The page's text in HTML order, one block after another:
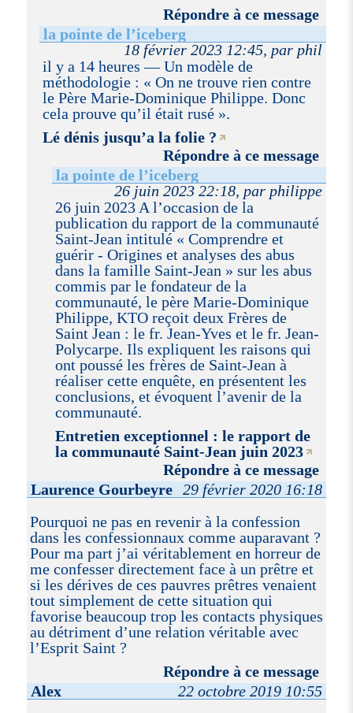
Répondre à ce message
la pointe de l’iceberg
18 février 2023 12:45, par phil
il y a 14 heures — Un modèle de
méthodologie : « On ne trouve rien contre
le Père Marie-Dominique Philippe. Donc
cela prouve qu’il était rusé ».
Lé dénis jusqu’a la folie ?
Répondre à ce message
la pointe de l’iceberg
26 juin 2023 22:18, par philippe
26 juin 2023 A l’occasion de la
publication du rapport de la communauté
Saint-Jean intitulé « Comprendre et
guérir - Origines et analyses des abus
dans la famille Saint-Jean » sur les abus
commis par le fondateur de la
communauté, le père Marie-Dominique
Philippe, KTO reçoit deux Frères de
Saint Jean : le fr. Jean-Yves et le fr. Jean-
Polycarpe. Ils expliquent les raisons qui
ont poussé les frères de Saint-Jean à
réaliser cette enquête, en présentent les
conclusions, et évoquent l’avenir de la
communauté.
Entretien exceptionnel : le rapport de
la communauté Saint-Jean juin 2023
Répondre à ce message
Laurence Gourbeyre 29 février 2020 16:18
Pourquoi ne pas en revenir à la confession
dans les confessionnaux comme auparavant ?
Pour ma part j’ai véritablement en horreur de
me confesser directement face à un prêtre et
si les dérives de ces pauvres prêtres venaient
tout simplement de cette situation qui
favorise beaucoup trop les contacts physiques
au détriment d’une relation véritable avec
l’Esprit Saint ?
Répondre à ce message
Alex
22 octobre 2019 10:55